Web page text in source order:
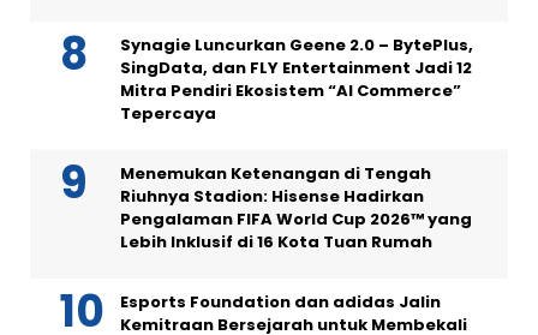
Synagie Luncurkan Geene 2.0 – BytePlus,
SingData, dan FLY Entertainment Jadi 12
Mitra Pendiri Ekosistem “AI Commerce”
Tepercaya
Menemukan Ketenangan di Tengah
Riuhnya Stadion: Hisense Hadirkan
Pengalaman FIFA World Cup 2026™ yang
Lebih Inklusif di 16 Kota Tuan Rumah
Esports Foundation dan adidas Jalin
Kemitraan Bersejarah untuk Membekali